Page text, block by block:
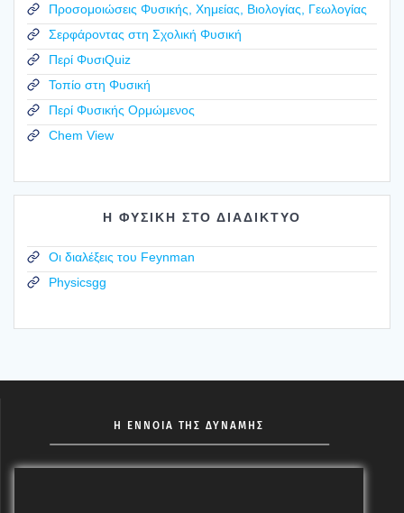
Προσομοιώσεις Φυσικής, Χημείας, Βιολογίας, Γεωλογίας
Σερφάροντας στη Σχολική Φυσική
Περί ΦυσιQuiz
Τοπίο στη Φυσική
Περί Φυσικής Ορμώμενος
Chem View
Η ΦΥΣΙΚΗ ΣΤΟ ΔΙΑΔΙΚΤΥΟ
Οι διαλέξεις του Feynman
Physicsgg
Η ΕΝΝΟΙΑ ΤΗΣ ΔΥΝΑΜΗΣ